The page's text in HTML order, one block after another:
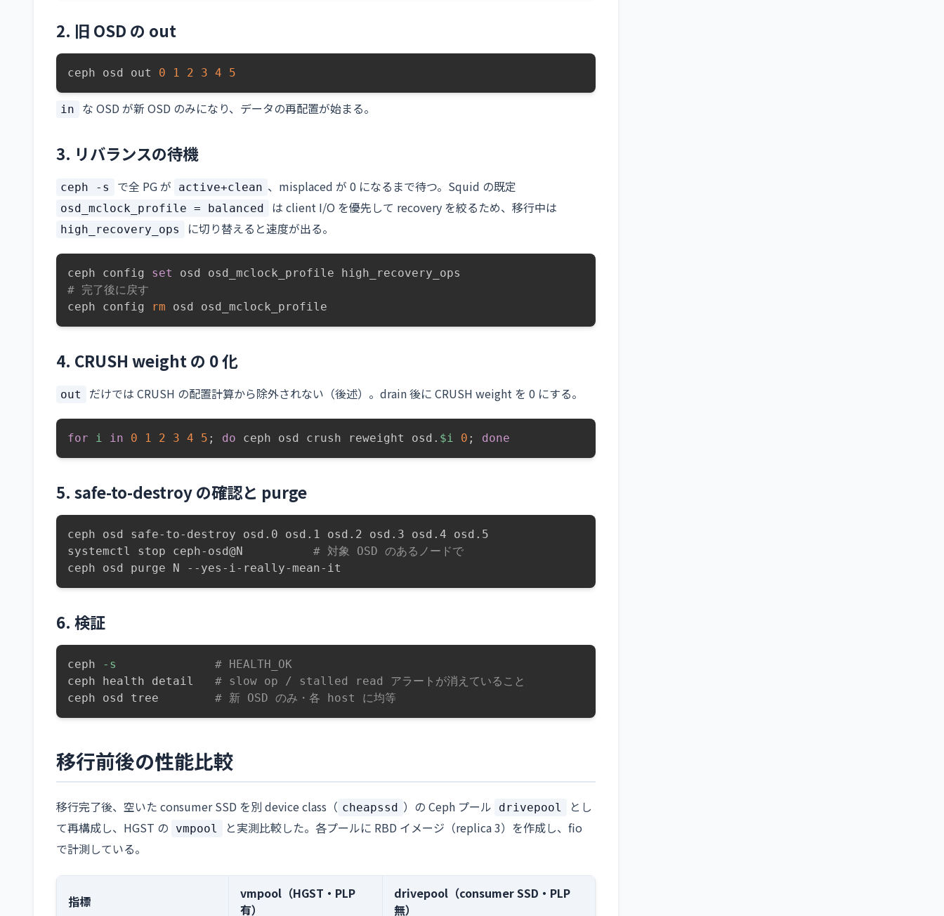
2. 旧 OSD の out
ceph osd out 0 1 2 3 4 5
in な OSD が新 OSD のみになり、データの再配置が始まる。
3. リバランスの待機
ceph -s で全 PG が active+clean 、misplaced が 0 になるまで待つ。Squid の既定
osd_mclock_profile = balanced は client I/O を優先して recovery を絞るため、移行中は
high_recovery_ops に切り替えると速度が出る。
ceph config set
# 完了後に戻す
ceph config
rm osd osd_mclock_profile
4. CRUSH weight の 0 化
out だけでは CRUSH の配置計算から除外されない（後述）。drain 後に CRUSH weight を 0 にする。
for i in 0 1 2 3 4 5 ; do ceph osd crush reweight osd. $i 0 ; done
5. safe-to-destroy の確認と purge
ceph osd safe-to-destroy osd.0 osd.1 osd.2 osd.3 osd.4 osd.5
systemctl stop ceph-osd@N # 対象 OSD のあるノードで
ceph osd purge N --yes-i-really-mean-it
6. 検証
ceph -s
# HEALTH_OK
ceph health detail # slow op / stalled read アラートが消えていること
ceph osd tree # 新 OSD のみ・各 host に均等
移行前後の性能比較
移行完了後、空いた consumer SSD を別 device class（ cheapssd ）の Ceph プール drivepool
とし
て再構成し、HGST の
vmpool
と実測比較した。各プールに RBD イメージ（replica 3）を作成し、fio
で計測している。
指標
vmpool（HGST・PLP
有）
drivepool（consumer SSD・PLP
無）